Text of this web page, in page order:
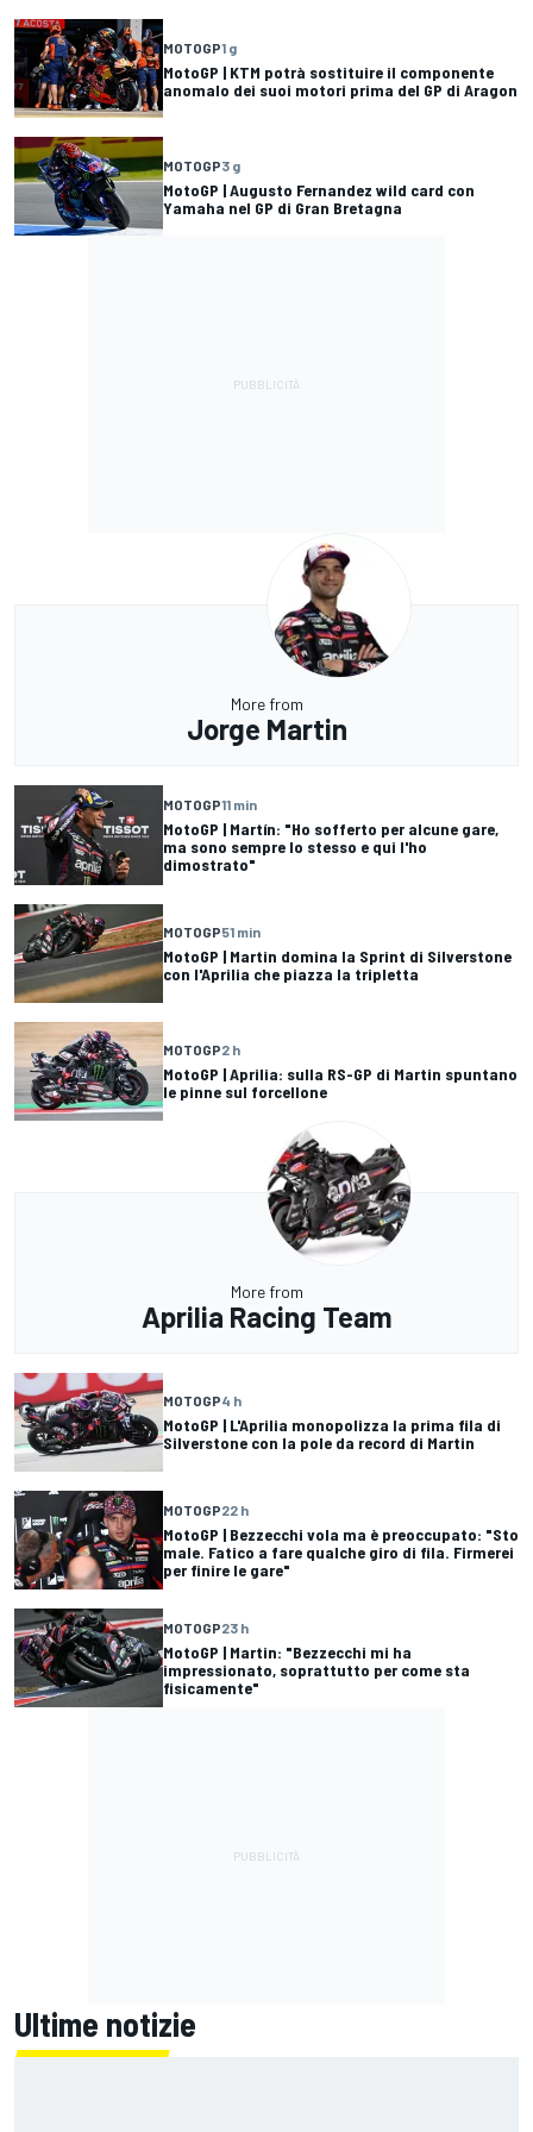
MOTOGP1 g
MotoGP | KTM potrà sostituire il componente
anomalo dei suoi motori prima del GP di Aragon
MOTOGP3 g
MotoGP | Augusto Fernandez wild card con
Yamaha nel GP di Gran Bretagna
More from
Jorge Martin
MOTOGP11 min
MotoGP | Martín: "Ho sofferto per alcune gare,
ma sono sempre lo stesso e qui l'ho
dimostrato"
MOTOGP51 min
MotoGP | Martin domina la Sprint di Silverstone
con l'Aprilia che piazza la tripletta
MOTOGP2 h
MotoGP | Aprilia: sulla RS-GP di Martin spuntano
le pinne sul forcellone
More from
Aprilia Racing Team
MOTOGP4 h
MotoGP | L'Aprilia monopolizza la prima fila di
Silverstone con la pole da record di Martin
MOTOGP22 h
MotoGP | Bezzecchi vola ma è preoccupato: "Sto
male. Fatico a fare qualche giro di fila. Firmerei
per finire le gare"
MOTOGP23 h
MotoGP | Martin: "Bezzecchi mi ha
impressionato, soprattutto per come sta
fisicamente"
Ultime notizie